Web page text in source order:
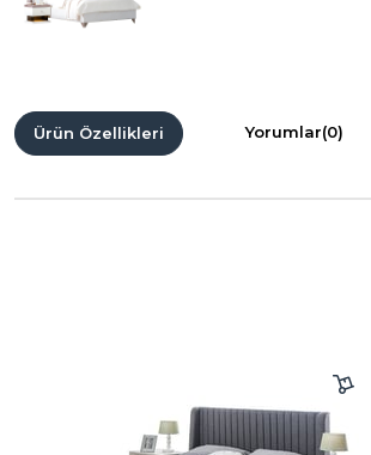
Ürün Özellikleri Yorumlar(0)